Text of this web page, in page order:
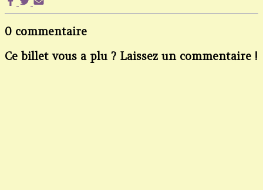
0 commentaire
Ce billet vous a plu ? Laissez un commentaire !